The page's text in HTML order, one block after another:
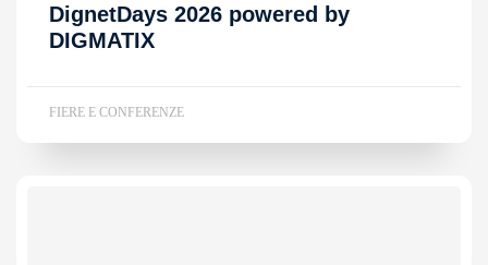
DignetDays 2026 powered by
DIGMATIX
FIERE E CONFERENZE